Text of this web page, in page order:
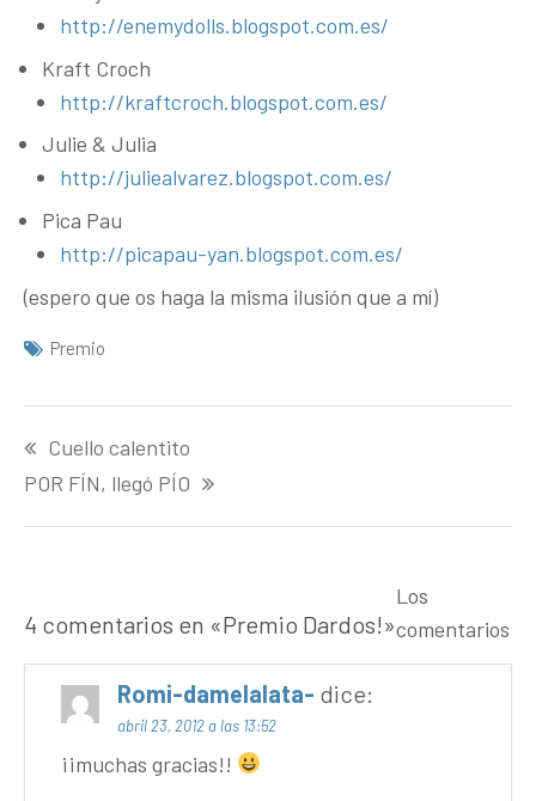
http://enemydolls.blogspot.com.es/
Kraft Croch
http://kraftcroch.blogspot.com.es/
Julie & Julia
http://juliealvarez.blogspot.com.es/
Pica Pau
http://picapau-yan.blogspot.com.es/
(espero que os haga la misma ilusión que a mí)
Premio
de
entradas
Cuello calentito
POR FÍN, llegó PÍO
4 comentarios en «Premio Dardos!»
Romi-damelalata- dice:
abril 23, 2012 a las 13:52
¡¡muchas gracias!!
Los
comentarios